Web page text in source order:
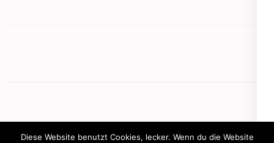
Diese Website benutzt Cookies, lecker. Wenn du die Website